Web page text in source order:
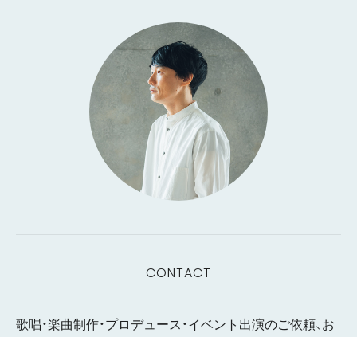
CONTACT
歌唱・楽曲制作・プロデュース・イベント出演のご依頼、お